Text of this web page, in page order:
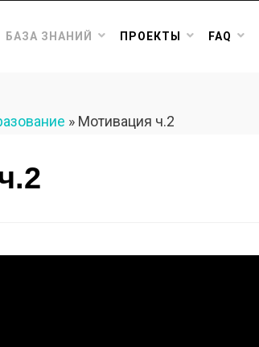
БАЗА ЗНАНИЙ ПРОЕКТЫ FAQ
» Мотивация ч.2